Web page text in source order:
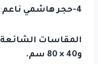
4-حجر هاشمي ناعم :
المقاسات الشائعة
و40 × 80 سم.